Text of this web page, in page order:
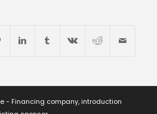
- Financing company, introduction